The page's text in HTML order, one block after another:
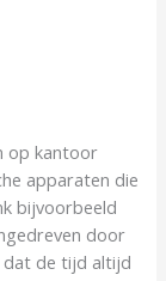
op kantoor
apparaten die
bijvoorbeeld
door
de tijd altijd